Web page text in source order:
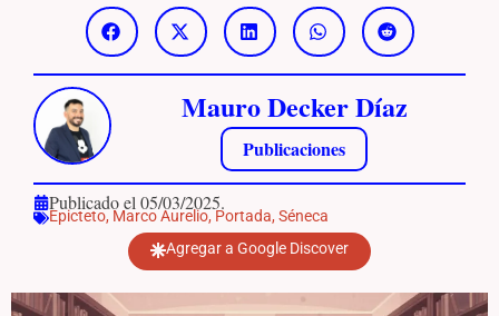
Mauro Decker Díaz
Publicaciones
Publicado el 05/03/2025.
Epicteto, Marco Aurelio, Portada, Séneca
Agregar a Google Discover